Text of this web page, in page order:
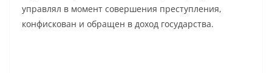
управлял в момент совершения преступления,
конфискован и обращен в доход государства.